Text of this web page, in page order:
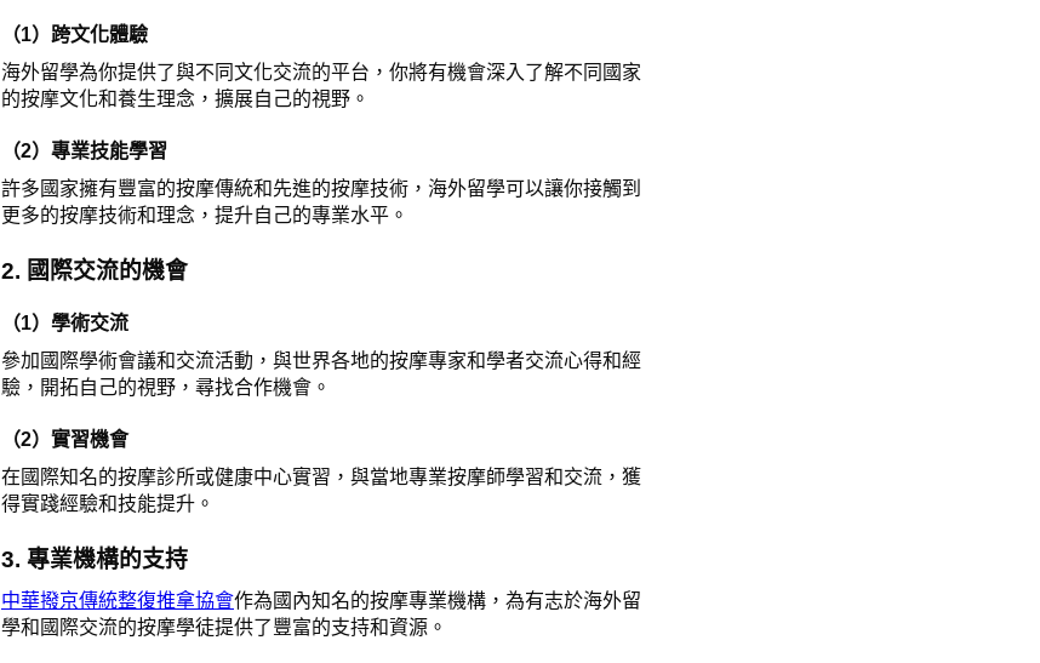
（1）跨文化體驗
海外留學為你提供了與不同文化交流的平台，你將有機會深入了解不同國家
的按摩文化和養生理念，擴展自己的視野。
（2）專業技能學習
許多國家擁有豐富的按摩傳統和先進的按摩技術，海外留學可以讓你接觸到
更多的按摩技術和理念，提升自己的專業水平。
2. 國際交流的機會
（1）學術交流
參加國際學術會議和交流活動，與世界各地的按摩專家和學者交流心得和經
驗，開拓自己的視野，尋找合作機會。
（2）實習機會
在國際知名的按摩診所或健康中心實習，與當地專業按摩師學習和交流，獲
得實踐經驗和技能提升。
3. 專業機構的支持
中華撥京傳統整復推拿協會作為國內知名的按摩專業機構，為有志於海外留
學和國際交流的按摩學徒提供了豐富的支持和資源。